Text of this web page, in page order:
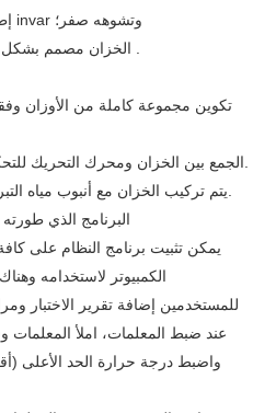
3) إطار الاختبار مصنوع من مادة invar وتشوهه صفر؛
4) الخزان مصمم بشكل صغير و معدل تبريده سريع .
6) الجمع بين الخزان ومحرك التحريك للتحكم في توحيد درجة الحرارة.
7) يتم تركيب الخزان مع أنبوب مياه التبريد، مما يسرع معدل التبريد.
الكمبيوتر لاستخدامه
للمستخدمين إضافة تقرير الاختبار